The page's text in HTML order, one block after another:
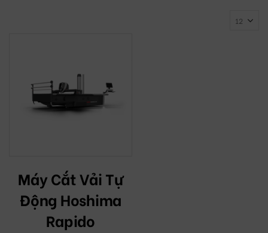
Máy Cắt Vải Tự
Động Hoshima
Rapido